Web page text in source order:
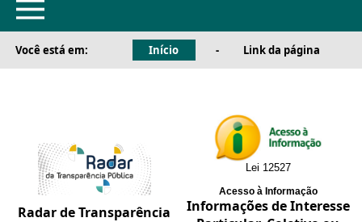
Você está em: Início - Link da página